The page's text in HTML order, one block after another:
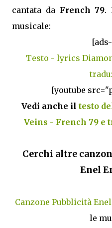
cantata da French 79.
musicale:
Testo - lyrics
[youtube
Vedi anche il testo
Veins - French 79 e
Cerchi altre
Enel
Canzone Pubblicità
le